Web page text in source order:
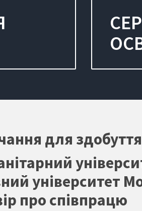
для
університет
про співпрацю